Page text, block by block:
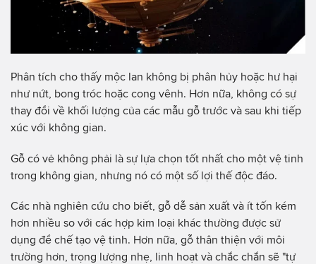
Phân tích cho thấy mộc lan không bị phân hủy hoặc hư hại
như nứt, bong tróc hoặc cong vênh. Hơn nữa, không có sự
thay đổi về khối lượng của các mẫu gỗ trước và sau khi tiếp
xúc với không gian.
Gỗ có vẻ không phải là sự lựa chọn tốt nhất cho một vệ tinh
trong không gian, nhưng nó có một số lợi thế độc đáo.
Các nhà nghiên cứu cho biết, gỗ dễ sản xuất và ít tốn kém
hơn nhiều so với các hợp kim loại khác thường được sử
dụng để chế tạo vệ tinh. Hơn nữa, gỗ thân thiện với môi
trường hơn, trọng lượng nhẹ, linh hoạt và chắc chắn sẽ "tự